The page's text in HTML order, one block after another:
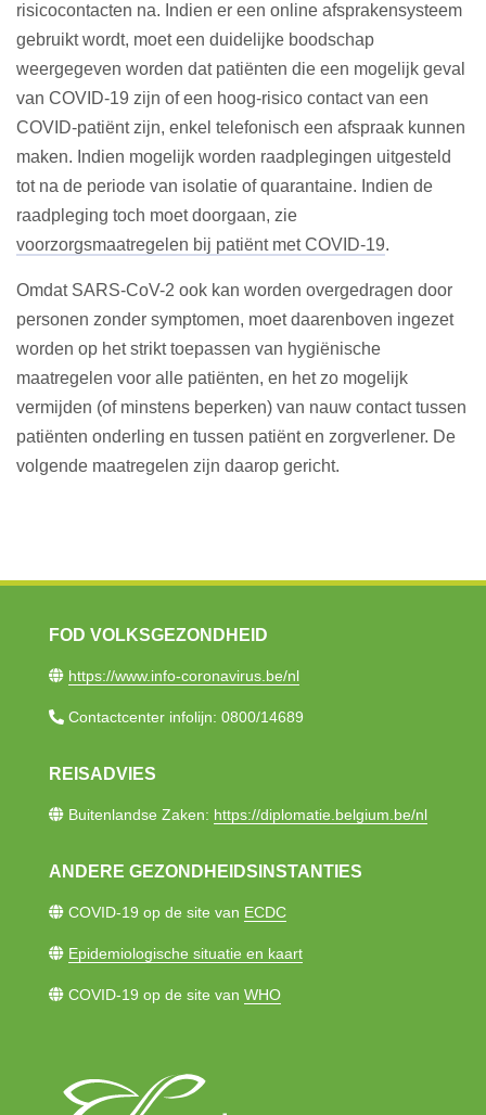
risicocontacten na. Indien er een online afsprakensysteem
gebruikt wordt, moet een duidelijke boodschap
weergegeven worden dat patiënten die een mogelijk geval
van COVID-19 zijn of een hoog-risico contact van een
COVID-patiënt zijn, enkel telefonisch een afspraak kunnen
maken. Indien mogelijk worden raadplegingen uitgesteld
tot na de periode van isolatie of quarantaine. Indien de
raadpleging toch moet doorgaan, zie
voorzorgsmaatregelen bij patiënt met COVID-19.
Omdat SARS-CoV-2 ook kan worden overgedragen door
personen zonder symptomen, moet daarenboven ingezet
worden op het strikt toepassen van hygiënische
maatregelen voor alle patiënten, en het zo mogelijk
vermijden (of minstens beperken) van nauw contact tussen
patiënten onderling en tussen patiënt en zorgverlener. De
volgende maatregelen zijn daarop gericht.
FOD VOLKSGEZONDHEID
https://www.info-coronavirus.be/nl​
Contactcenter infolijn: 0800/14689​
REISADVIES
Buitenlandse Zaken: https://diplomatie.belgium.be/nl
ANDERE GEZONDHEIDSINSTANTIES
COVID-19 op de site van ECDC
Epidemiologische situatie en kaart
COVID-19 op de site van WHO